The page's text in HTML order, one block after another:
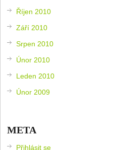
Říjen 2010
Září 2010
Srpen 2010
Únor 2010
Leden 2010
Únor 2009
META
Přihlásit se